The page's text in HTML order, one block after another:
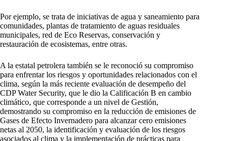
Por ejemplo, se trata de iniciativas de agua y saneamiento para
comunidades, plantas de tratamiento de aguas residuales
municipales, red de Eco Reservas, conservación y
restauración de ecosistemas, entre otras.
A la estatal petrolera también se le reconoció su compromiso
para enfrentar los riesgos y oportunidades relacionados con el
clima, según la más reciente evaluación de desempeño del
CDP Water Security, que le dio la Calificación B en cambio
climático, que corresponde a un nivel de Gestión,
demostrando su compromiso en la reducción de emisiones de
Gases de Efecto Invernadero para alcanzar cero emisiones
netas al 2050, la identificación y evaluación de los riesgos
asociados al clima y la implementación de prácticas para